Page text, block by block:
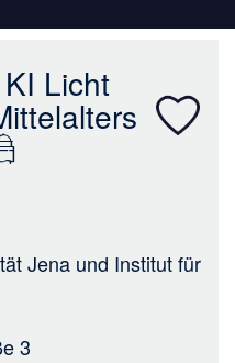
Licht
Jena und Institut für
3